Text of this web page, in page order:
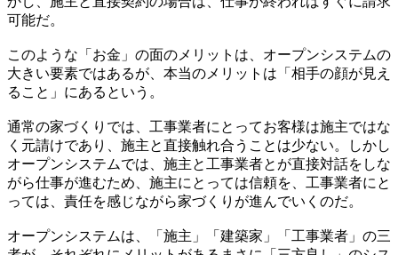
可能だ。
このような「お金」の面のメリットは、オープンシステムの
大きい要素ではあるが、本当のメリットは「相手の顔が見え
ること」にあるという。
通常の家づくりでは、工事業者にとってお客様は施主ではな
く元請けであり、施主と直接触れ合うことは少ない。しかし
オープンシステムでは、施主と工事業者とが直接対話をしな
がら仕事が進むため、施主にとっては信頼を、工事業者にと
っては、責任を感じながら家づくりが進んでいくのだ。
オープンシステムは、「施主」「建築家」「工事業者」の三